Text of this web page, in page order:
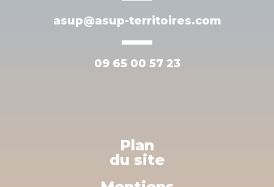
asup@asup-territoires.com
09 65 00 57 23
Plan
du site